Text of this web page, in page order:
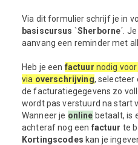
Via dit formulier schrijf je in
basiscursus `Sherborne´.
aanvang een reminder met
Heb je een factuur nodig
via overschrijving, selecteer
de facturatiegegevens zo
wordt pas verstuurd na start
Wanneer je online betaalt, is
achteraf nog een factuur te
Kortingscodes kan je